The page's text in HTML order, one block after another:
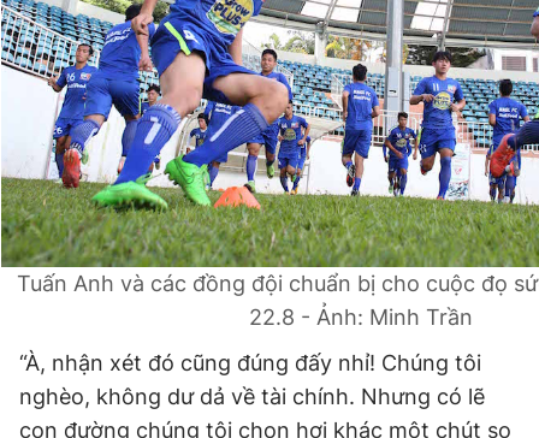
Tuấn Anh và các đồng đội chuẩn bị cho cuộc đọ
22.8 - Ảnh: Minh Trần
“À, nhận xét đó cũng đúng đấy nhỉ! Chúng tôi
nghèo, không dư dả về tài chính. Nhưng có lẽ
con đường chúng tôi chọn hơi khác một chút so